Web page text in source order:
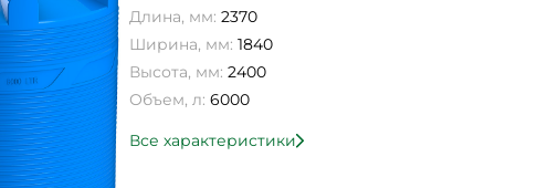
Длина, мм: 2370
Ширина, мм: 1840
Высота, мм: 2400
Объем, л: 6000
Все характеристики